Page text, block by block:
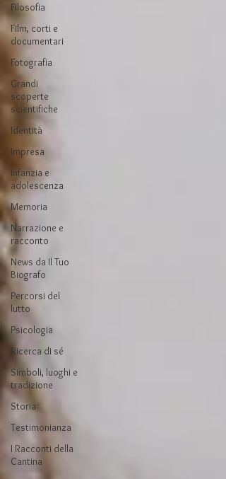
Filosofia
Film, corti e
documentari
Fotografia
Grandi
scoperte
scientifiche
Identità
Impresa
Infanzia e
adolescenza
Memoria
Narrazione e
racconto
News da Il Tuo
Biografo
Percorsi del
lutto
Psicologia
Ricerca di sé
Simboli, luoghi e
tradizione
Storia
Testimonianza
I Racconti della
Cantina